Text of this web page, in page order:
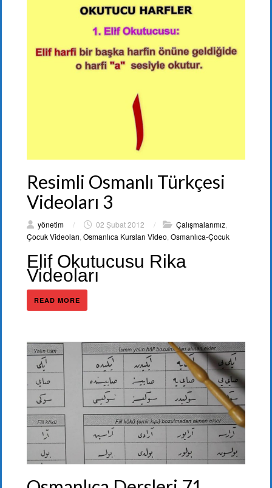
Resimli Osmanlı Türkçesi
Videoları 3
yönetim / 02 Şubat 2012 / Çalışmalarımız
Çocuk Videoları Osmanlıca Kursları Video Osmanlıca-Çocuk
Elif Okutucusu Rika
Videoları
READ MORE